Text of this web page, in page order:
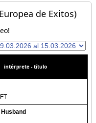
de Exitos)
intérprete - título